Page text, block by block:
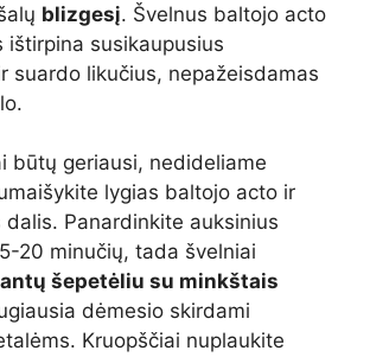
blizgesį. Švelnus baltojo acto
ištirpina susikaupusius
suardo likučius, nepažeisdamas
būtų geriausi, nedideliame
lygias baltojo acto ir
Panardinkite auksinius
20 minučių, tada švelniai
šepetėliu su minkštais
dėmesio skirdami
Kruopščiai nuplaukite